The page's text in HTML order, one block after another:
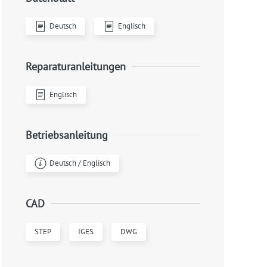
Deutsch Englisch
Reparaturanleitungen
Englisch
Betriebsanleitung
Deutsch / Englisch
CAD
STEP IGES DWG